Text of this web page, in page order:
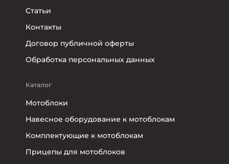
Статьи
Контакты
Договор публичной оферты
Обработка персональных данных
Каталог
Мотоблоки
Навесное оборудование к мотоблокам
Комплектующие к мотоблокам
Прицепы для мотоблоков